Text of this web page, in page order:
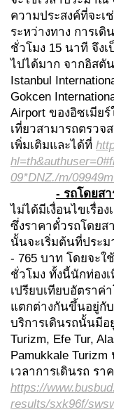
ความประสงค์ที่จะเ
ระหว่างทาง การเดิ
ชั่วโมง 15 นาที จึง
ไปได้มาก จากอิสตั
Istanbul
Gokcen
Airport ของอิซเมีย
เที่ยวสามารถตรวจ
เพิ่มเติมและได้ที่
hl=th&authuser=0
09*DNZ./m/09949
- รถโดยส
ไม่ได้มีเงื่อนไขเรื่อ
ซึ่งราคาตั๋วรถโดยส
นั้นจะเริ่มต้นที่ประม
- 765 บาท โดยจะใ
ชั่วโมง ทั้งนี้นักท่อง
เปรียบเทียบอัตราค่
แตกต่างกันขึ้นอยู่กั
บริการเดินรถนั้นมี
Turizm, Efe Tur,
Pamukkale
เวลาการเดินรถ ร
https://
results/sxk96f/